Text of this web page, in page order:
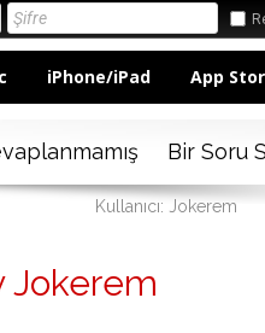
iPhone/iPad App
Bir Soru
Kullanıcı: Jokerem
Jokerem